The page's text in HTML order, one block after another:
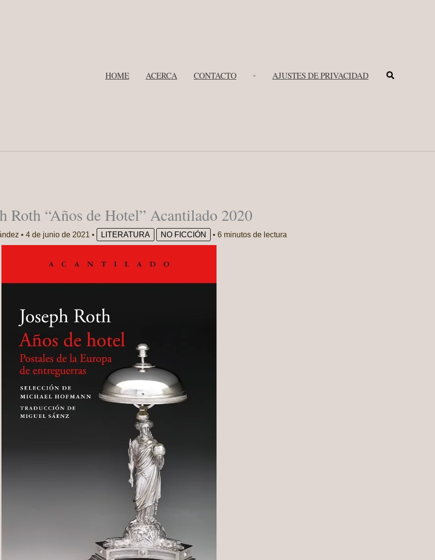
HOME ACERCA CONTACTO • AJUSTES DE PRIVACIDAD Buscar
Roth “Años de Hotel” Acantilado 2020
• 4 de junio de 2021 • LITERATURA NO FICCIÓN • 6 minutos de lectura